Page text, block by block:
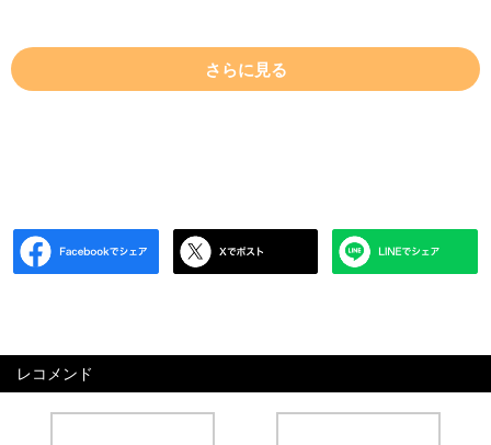
さらに見る
レコメンド